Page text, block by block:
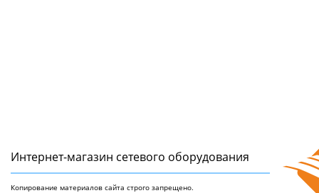
Интернет-магазин сетeвого оборудования
Копирование материалов сайта строго запрещено.